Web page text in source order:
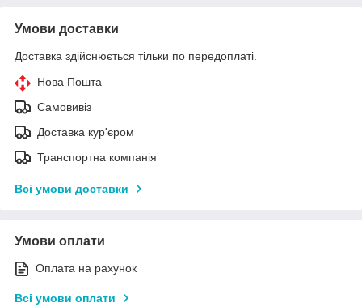
Умови доставки
Доставка здійснюється тільки по передоплаті.
Нова Пошта
Самовивіз
Доставка кур'єром
Транспортна компанія
Всі умови доставки
Умови оплати
Оплата на рахунок
Всі умови оплати